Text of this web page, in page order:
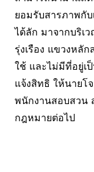
ยอมรับสารภาพกับ
ได้ลัก มาจากบริเ
รุ่งเรือง แขวงหลั
ใช้ และไม่มีที่อยู่เ
แจ้งสิทธิ ให้นายโ
พนักงานสอบสวน
กฎหมายต่อไป